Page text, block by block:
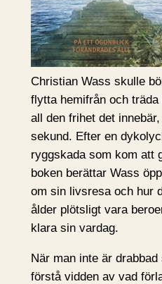
Christian Wass skulle
flytta hemifrån och
all den frihet det
sekund. Efter en
ryggskada som kom att
boken berättar Wass
om sin livsresa och hur
ålder plötsligt vara
klara sin vardag.
När man inte är
förstå vidden av vad